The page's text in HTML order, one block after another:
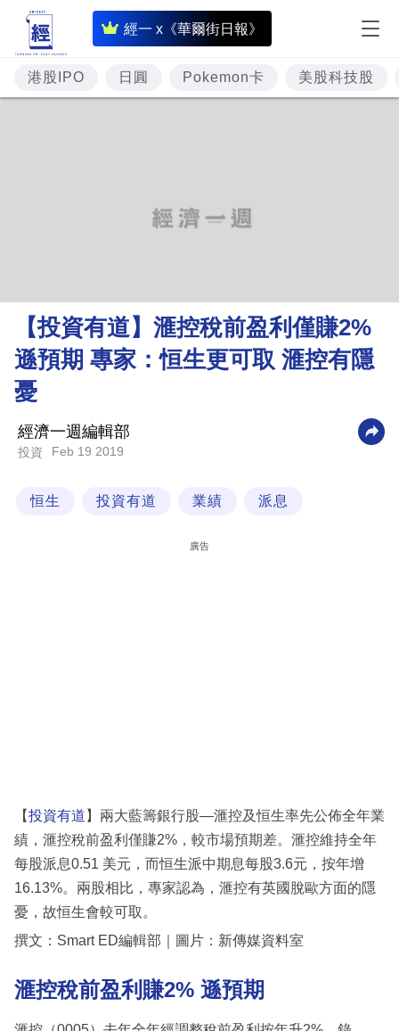
經一 x《華爾街日報》
即
時
財
經
理
財
商
科
技
場
港股IPO 日圓 Pokemon卡 美股科技股
【投資有道】滙控稅前盈利僅賺2%
遜預期 專家：恒生更可取 滙控有隱
憂
經濟一週編輯部
投資 Feb 19 2019
恒生 投資有道 業績 派息
廣告
【投資有道 】兩大藍籌銀行股—滙控及恒生率先公佈全年業
績，滙控稅前盈利僅賺2%，較市場預期差。滙控維持全年
每股派息0.51 美元，而恒生派中期息每股3.6元，按年增
16.13%。兩股相比，專家認為，滙控有英國脫歐方面的隱
憂，故恒生會較可取。
撰文：Smart ED編輯部｜圖片：新傳媒資料室
滙控稅前盈利賺2% 遜預期